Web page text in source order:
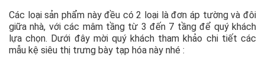
Các loại sản phẩm này đều có 2 loại là đơn áp tường và đôi
giữa nhà, với các mâm tầng từ 3 đến 7 tầng để quý khách
lựa chọn. Dưới đây mời quý khách tham khảo chi tiết các
mẫu kệ siêu thị trưng bày tạp hóa này nhé :